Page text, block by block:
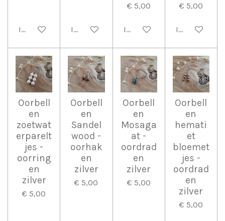
In winkelwagenIn winkelwagen
€ 5,00
In winkelwagen
€ 5,00
In
Oorbell
en
zoetwat
erparelt
jes -
oorring
en
zilver
€ 5,00
Oorbell
en
Sandel
wood -
oorhak
en
zilver
€ 5,00
Oorbell
en
Mosaga
at -
oordrad
en
zilver
€ 5,00
Oorbell
en
hemati
et
bloemet
jes -
oordrad
en
zilver
€ 5,00